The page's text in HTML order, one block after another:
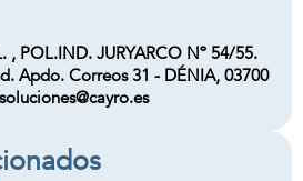
, POL.IND. JURYARCO Nº 54/55.
Apdo. Correos 31 - DÉNIA, 03700